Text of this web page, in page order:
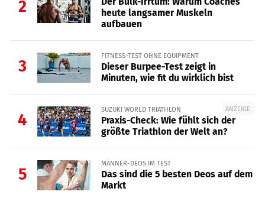
2
heute langsamer Muskeln
aufbauen
3
FITNESS-TEST OHNE EQUIPMENT
Dieser Burpee-Test zeigt in
Minuten, wie fit du wirklich bist
4
ANZEIGE
SUZUKI WORLD TRIATHLON
Praxis-Check: Wie fühlt sich der
größte Triathlon der Welt an?
5
MÄNNER-DEOS IM TEST
Das sind die 5 besten Deos auf dem
Markt